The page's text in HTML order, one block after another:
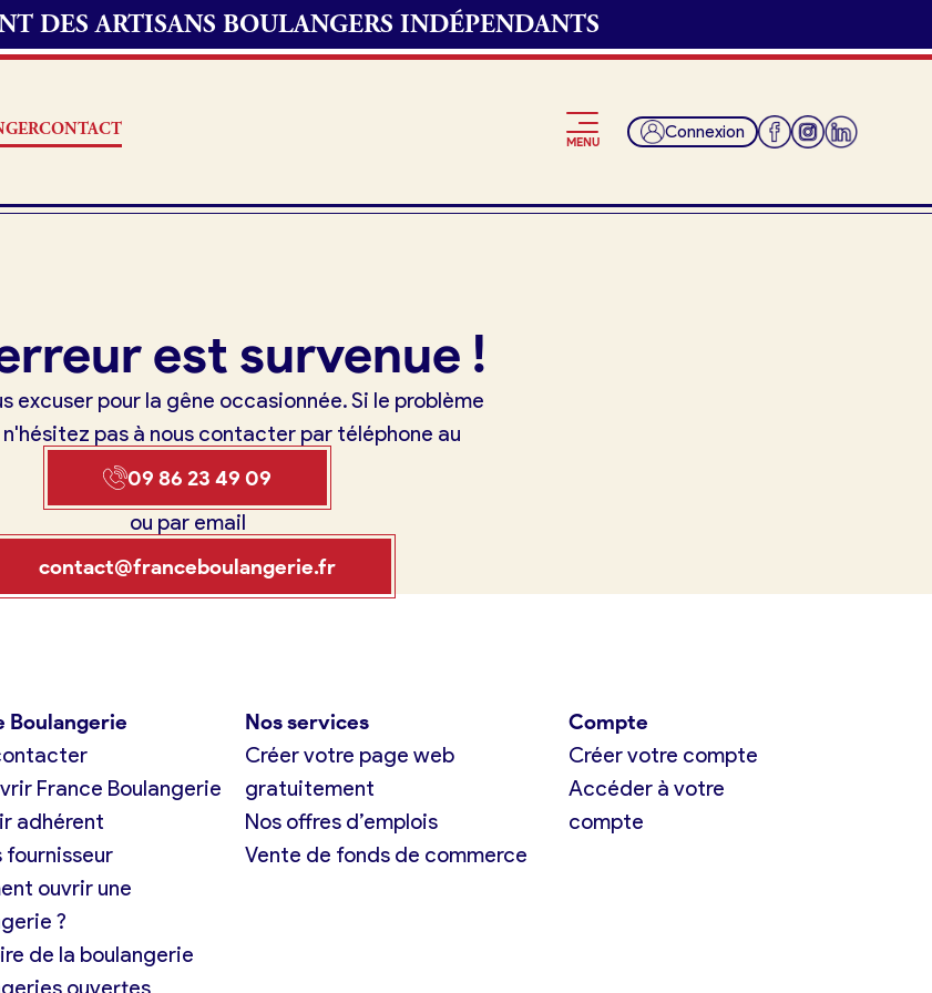
DES ARTISANS BOULANGERS INDÉPENDANTS
CONTACT
MENU Connexion
Fonds de commerce
Actualités
est survenue !
excuser pour la gêne occasionnée. Si le problème
pas à nous contacter par téléphone au
09 86 23 49 09
Oui, appeler Non, annuler
ou par email
contact@franceboulangerie.fr
Boulangerie
France Boulangerie
adhérent
fournisseur
ouvrir une
?
de la boulangerie
ouvertes
Nos services
Créer votre page web
gratuitement
Nos offres d’emplois
Vente de fonds de commerce
Compte
Créer votre compte
Accéder à votre
compte